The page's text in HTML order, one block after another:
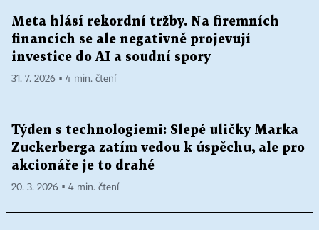
Meta hlásí rekordní tržby. Na firemních
financích se ale negativně projevují
investice do AI a soudní spory
31. 7. 2026 ▪ 4 min. čtení
Týden s technologiemi: Slepé uličky Marka
Zuckerberga zatím vedou k úspěchu, ale pro
akcionáře je to drahé
20. 3. 2026 ▪ 4 min. čtení